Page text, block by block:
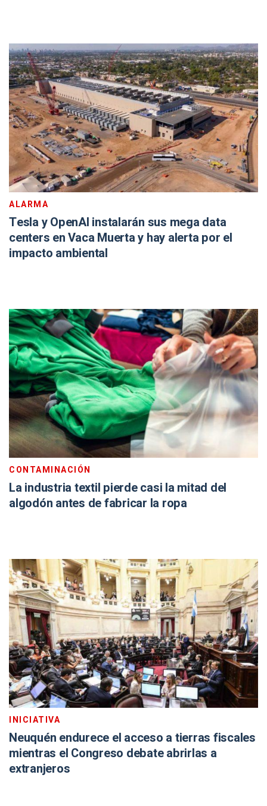
ALARMA
Tesla y OpenAI instalarán sus mega data
centers en Vaca Muerta y hay alerta por el
impacto ambiental
CONTAMINACIÓN
La industria textil pierde casi la mitad del
algodón antes de fabricar la ropa
INICIATIVA
Neuquén endurece el acceso a tierras fiscales
mientras el Congreso debate abrirlas a
extranjeros